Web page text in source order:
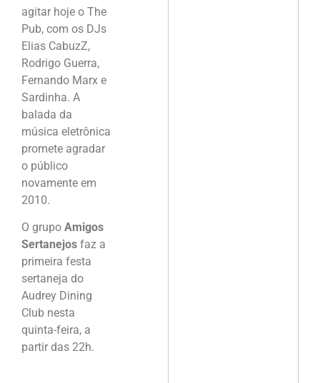
agitar hoje o The
Pub, com os DJs
Elias CabuzZ,
Rodrigo Guerra,
Fernando Marx e
Sardinha. A
balada da
música eletrônica
promete agradar
o público
novamente em
2010.
O grupo Amigos
Sertanejos faz a
primeira festa
sertaneja do
Audrey Dining
Club nesta
quinta-feira, a
partir das 22h.